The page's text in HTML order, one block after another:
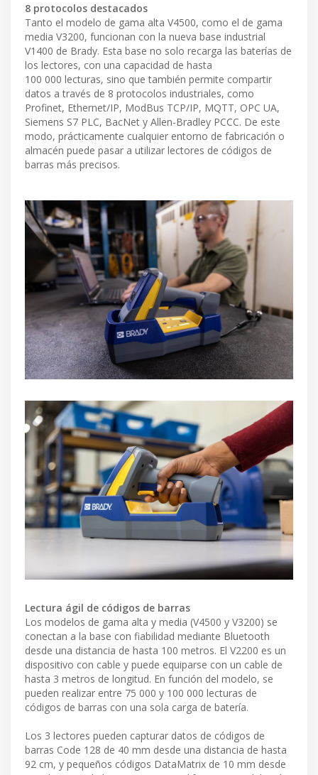
8 protocolos destacados
Tanto el modelo de gama alta V4500, como el de gama
media V3200, funcionan con la nueva base industrial
V1400 de Brady. Esta base no solo recarga las baterías de
los lectores, con una capacidad de hasta
100 000 lecturas, sino que también permite compartir
datos a través de 8 protocolos industriales, como
Profinet, Ethernet/IP, ModBus TCP/IP, MQTT, OPC UA,
Siemens S7 PLC, BacNet y Allen-Bradley PCCC. De este
modo, prácticamente cualquier entorno de fabricación o
almacén puede pasar a utilizar lectores de códigos de
barras más precisos.
Lectura ágil de códigos de barras
Los modelos de gama alta y media (V4500 y V3200) se
conectan a la base con fiabilidad mediante Bluetooth
desde una distancia de hasta 100 metros. El V2200 es un
dispositivo con cable y puede equiparse con un cable de
hasta 3 metros de longitud. En función del modelo, se
pueden realizar entre 75 000 y 100 000 lecturas de
códigos de barras con una sola carga de batería.
Los 3 lectores pueden capturar datos de códigos de
barras Code 128 de 40 mm desde una distancia de hasta
92 cm, y pequeños códigos DataMatrix de 10 mm desde